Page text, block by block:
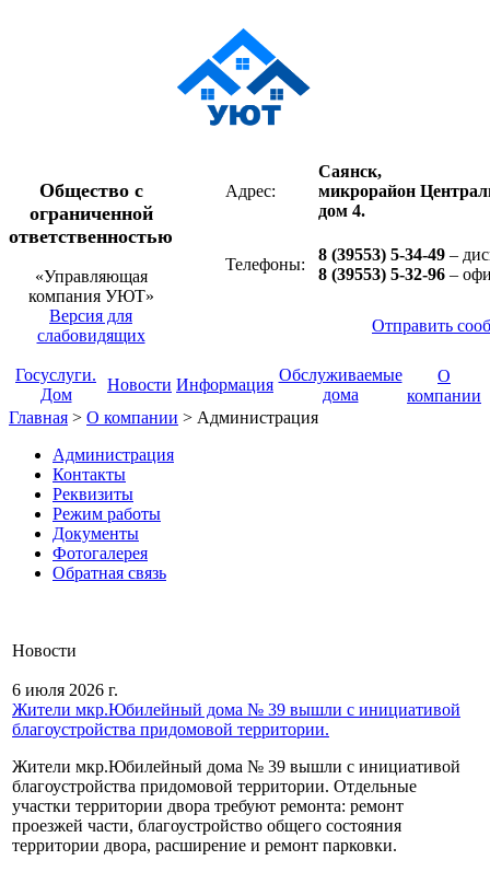
Общество с
ограниченной
ответственностью
«Управляющая
компания УЮТ»
Адрес:
Саянск,
микрорайон
дом 4.
Телефоны:
8 (39553) 5-34-49 –
8 (39553) 5-32-96 –
Версия для
слабовидящих
Отправить
Госуслуги.
Дом
Новости Информация
Обслуживаемые
дома
О
компании
Главная > О компании > Администрация
Администрация
Контакты
Реквизиты
Режим работы
Документы
Фотогалерея
Обратная связь
Новости
6 июля 2026 г.
Жители мкр.Юбилейный дома № 39 вышли с инициативой
благоустройства придомовой территории.
Жители мкр.Юбилейный дома № 39 вышли с инициативой
благоустройства придомовой территории. Отдельные
участки территории двора требуют ремонта: ремонт
проезжей части, благоустройство общего состояния
территории двора, расширение и ремонт парковки.